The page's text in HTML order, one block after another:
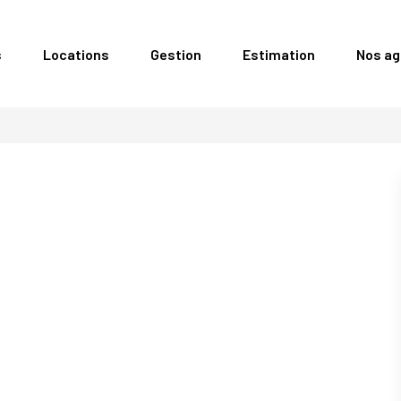
Locations Gestion Estimation Nos